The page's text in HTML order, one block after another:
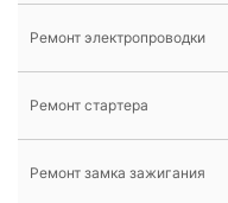
Ремонт электропроводки
Ремонт стартера
Ремонт замка зажигания